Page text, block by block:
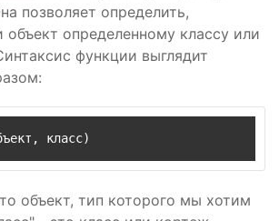
позволяет определить,
объект определенному классу или
функции выглядит
объект, тип которого мы хотим